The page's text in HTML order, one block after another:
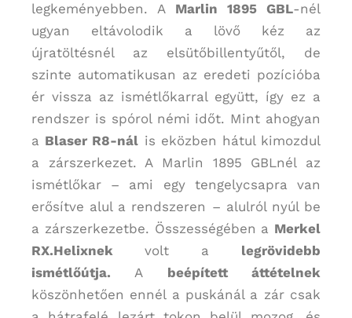
legkeményebben. A Marlin 1895 GBL-nél
ugyan eltávolodik a lövő kéz az
újratöltésnél az elsütőbillentyűtől, de
szinte automatikusan az eredeti pozícióba
ér vissza az ismétlőkarral együtt, így ez a
rendszer is spórol némi időt. Mint ahogyan
a Blaser R8-nál is eközben hátul kimozdul
a zárszerkezet. A Marlin 1895 GBLnél az
ismétlőkar – ami egy tengelycsapra van
erősítve alul a rendszeren – alulról nyúl be
a zárszerkezetbe. Összességében a Merkel
RX.Helixnek volt a legrövidebb
ismétlőútja. A beépített áttételnek
köszönhetően ennél a puskánál a zár csak